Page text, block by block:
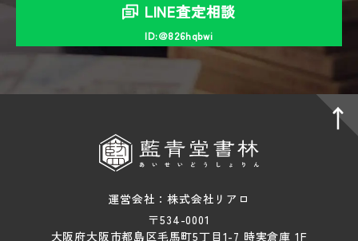
LINE査定相談
ID:＠826hqbwi
運営会社：株式会社リアロ
〒534-0001
大阪府大阪市都島区毛馬町5丁目1-7 時実倉庫 1F